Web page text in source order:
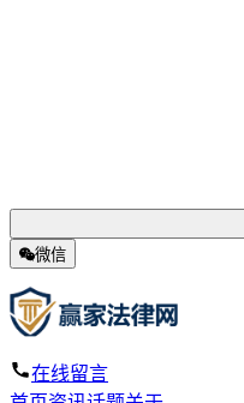
微信
在线留言